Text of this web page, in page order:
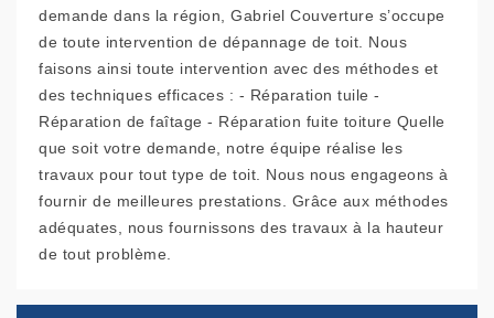
demande dans la région, Gabriel Couverture s’occupe
de toute intervention de dépannage de toit. Nous
faisons ainsi toute intervention avec des méthodes et
des techniques efficaces : - Réparation tuile -
Réparation de faîtage - Réparation fuite toiture Quelle
que soit votre demande, notre équipe réalise les
travaux pour tout type de toit. Nous nous engageons à
fournir de meilleures prestations. Grâce aux méthodes
adéquates, nous fournissons des travaux à la hauteur
de tout problème.